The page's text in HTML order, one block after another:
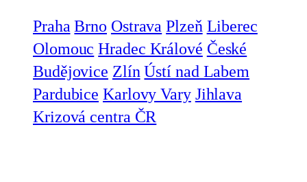
Praha Brno Ostrava Plzeň Liberec
Olomouc Hradec Králové České
Budějovice Zlín Ústí nad Labem
Pardubice Karlovy Vary Jihlava
Krizová centra ČR